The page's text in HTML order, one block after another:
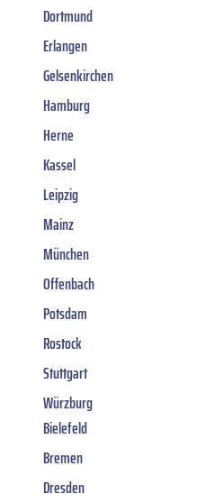
Dortmund
Erlangen
Gelsenkirchen
Hamburg
Herne
Kassel
Leipzig
Mainz
München
Offenbach
Potsdam
Rostock
Stuttgart
Würzburg
Bielefeld
Bremen
Dresden